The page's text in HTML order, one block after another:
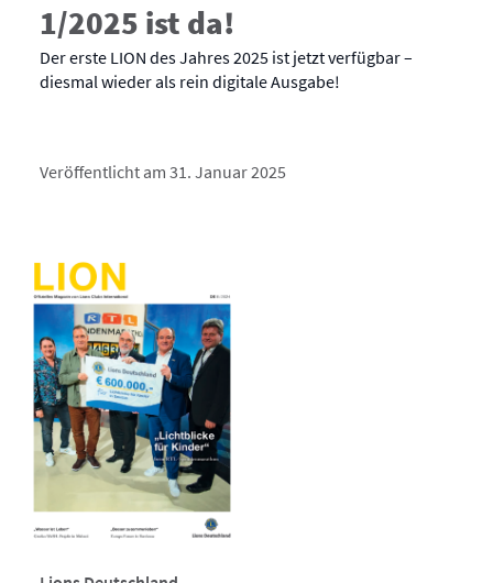
1/2025 ist da!
Der erste LION des Jahres 2025 ist jetzt verfügbar –
diesmal wieder als rein digitale Ausgabe!
Veröffentlicht am 31. Januar 2025